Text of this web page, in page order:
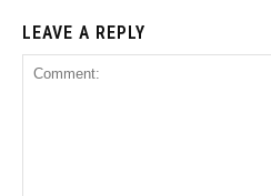
LEAVE A REPLY